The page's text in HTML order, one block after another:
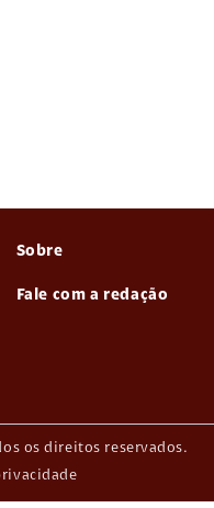
Sobre
Fale com a redação
os direitos reservados.